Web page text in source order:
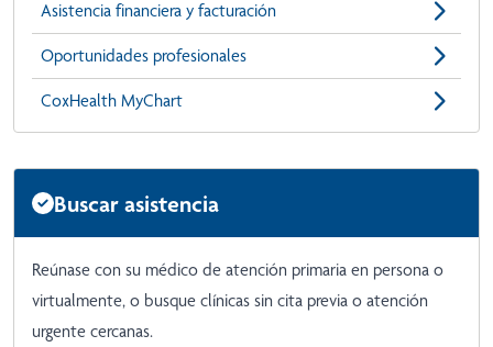
Asistencia financiera y facturación
Oportunidades profesionales
CoxHealth MyChart
Buscar asistencia
Reúnase con su médico de atención primaria en persona o
virtualmente, o busque clínicas sin cita previa o atención
urgente cercanas.